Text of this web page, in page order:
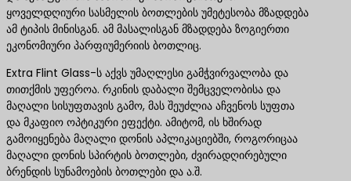
ყოველდღიური სასმელის ბოთლების უმეტესობა მზადდება
ამ ტიპის მინისგან. ამ მასალისგან მზადდება ზოგიერთი
ეკონომიური პარფიუმერიის ბოთლიც.
Extra Flint Glass-ს აქვს უმაღლესი გამჭვირვალობა და
თითქმის უფეროა. რკინის დაბალი შემცველობისა და
მაღალი სისუფთავის გამო, მას შეუძლია აჩვენოს სუფთა
და მკაფიო ოპტიკური ეფექტი. ამიტომ, ის ხშირად
გამოიყენება მაღალი დონის აპლიკაციებში, როგორიცაა
მაღალი დონის სპირტის ბოთლები, ძვირადღირებული
ბრენდის სუნამოების ბოთლები და ა.შ.